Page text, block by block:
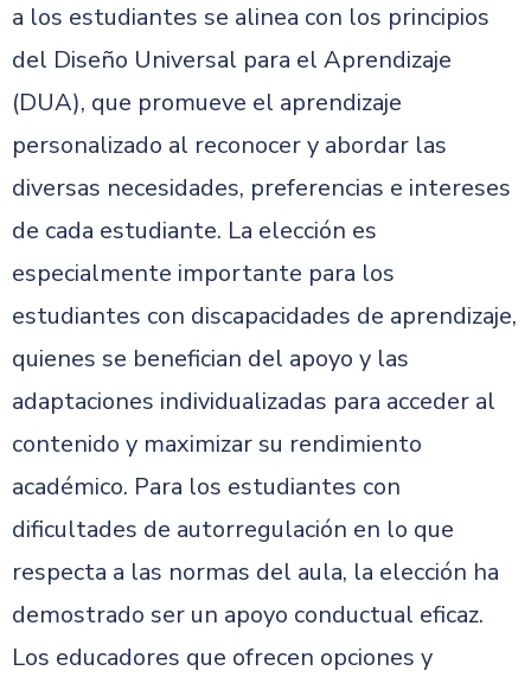
a los estudiantes se alinea con los principios
del Diseño Universal para el Aprendizaje
(DUA), que promueve el aprendizaje
personalizado al reconocer y abordar las
diversas necesidades, preferencias e intereses
de cada estudiante. La elección es
especialmente importante para los
estudiantes con discapacidades de aprendizaje,
quienes se benefician del apoyo y las
adaptaciones individualizadas para acceder al
contenido y maximizar su rendimiento
académico. Para los estudiantes con
dificultades de autorregulación en lo que
respecta a las normas del aula, la elección ha
demostrado ser un apoyo conductual eficaz.
Los educadores que ofrecen opciones y